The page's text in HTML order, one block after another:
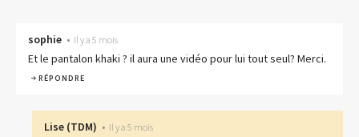
sophie • Il y a 5 mois
Et le pantalon khaki ? il aura une vidéo pour lui tout seul? Merci.
RÉPONDRE
Lise (TDM) • Il y a 5 mois